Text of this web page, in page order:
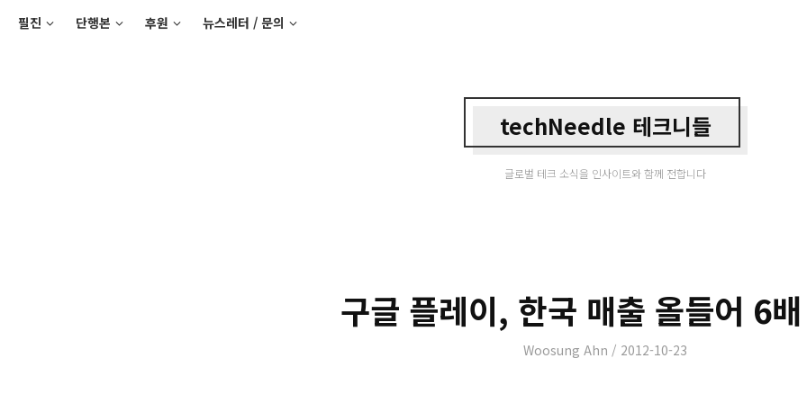
필진 단행본 후원 뉴스레터 / 문의
techNeedle 테크니들
글로벌 테크 소식을 인사이트와 함께 전합니다
구글 플레이, 한국 매출 올들어 6
Author
Woosung Ahn
Posted
2012-10-23